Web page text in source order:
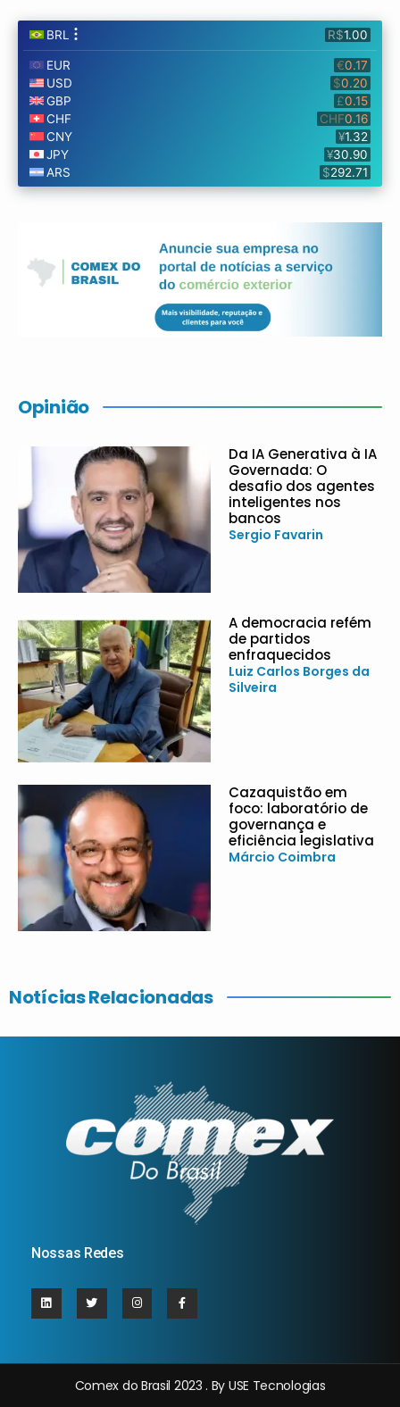
Opinião
Da IA Generativa à IA
Governada: O
desafio dos agentes
inteligentes nos
bancos
Sergio Favarin
A democracia refém
de partidos
enfraquecidos
Luiz Carlos Borges da
Silveira
Cazaquistão em
foco: laboratório de
governança e
eficiência legislativa
Márcio Coimbra
Notícias Relacionadas
Nossas Redes
Comex do Brasil 2023 . By USE Tecnologias